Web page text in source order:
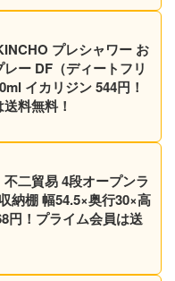
プレシャワー お
ー DF（ディートフリ
イカリジン 544円！
料無料！
不二貿易 4段オープンラ
納棚 幅54.5×奥行30×高
円！プライム会員は送